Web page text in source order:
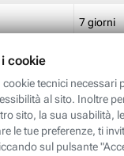
7 giorni
1 giorno